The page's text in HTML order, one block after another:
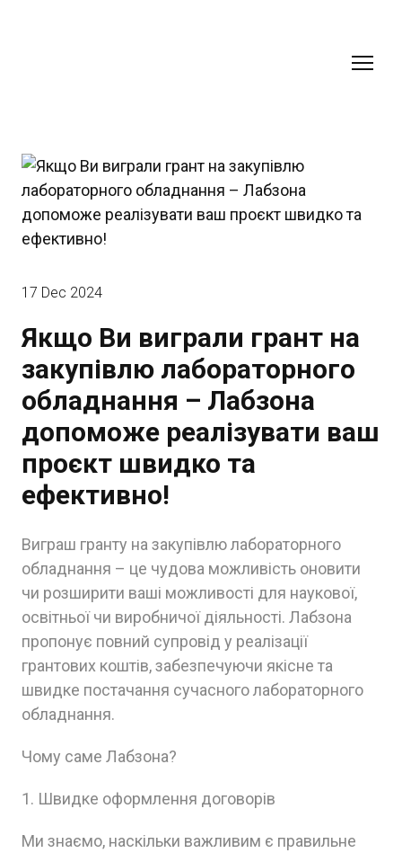
17 Dec 2024
Якщо Ви виграли грант на
закупівлю лабораторного
обладнання – Лабзона
допоможе реалізувати ваш
проєкт швидко та
ефективно!
Виграш гранту на закупівлю лабораторного
обладнання – це чудова можливість оновити
чи розширити ваші можливості для наукової,
освітньої чи виробничої діяльності. Лабзона
пропонує повний супровід у реалізації
грантових коштів, забезпечуючи якісне та
швидке постачання сучасного лабораторного
обладнання.
Чому саме Лабзона?
1. Швидке оформлення договорів
Ми знаємо, наскільки важливим є правильне